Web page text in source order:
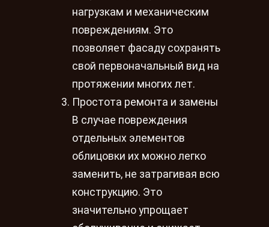
нагрузкам и механическим
повреждениям. Это
позволяет фасаду сохранять
свой первоначальный вид на
протяжении многих лет.
Простота ремонта и замены
В случае повреждения
отдельных элементов
облицовки их можно легко
заменить, не затрагивая всю
конструкцию. Это
значительно упрощает